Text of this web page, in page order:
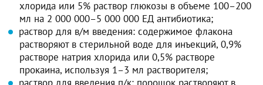
хлорида или 5% раствор глюкозы в объеме 100–200
мл на 2 000 000–5 000 000 ЕД антибиотика;
раствор для в/м введения: содержимое флакона
растворяют в стерильной воде для инъекций, 0,9%
растворе натрия хлорида или 0,5% растворе
прокаина, используя 1–3 мл растворителя;